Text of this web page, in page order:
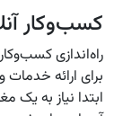
کسب‌وکار
راه‌اندازی
برای ارائه خدمات
ابتدا نیاز به یک